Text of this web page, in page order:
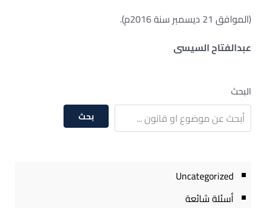
(الموافق 21 ديسمبر سنة 2016م).
عبدالفتاح السيسى
البحث
بحث
Uncategorized
أسئلة شائعة